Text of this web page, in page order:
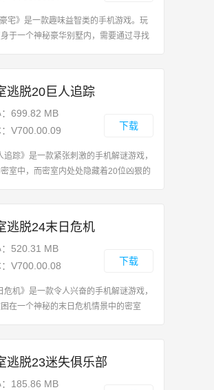
宅》是一款趣味益智类的手机游戏。玩
于一个神秘豪华别墅内，需要通过寻找
逃脱20巨人追踪
：699.82 MB
V700.00.09
下载
追踪》是一款紧张刺激的手机解谜游戏，
室中，而密室内处处隐藏着20位凶狠的
逃脱24末日危机
：520.31 MB
V700.00.08
下载
危机》是一款令人兴奋的手机解谜游戏，
在一个神秘的末日危机情景中的密室
逃脱23迷失俱乐部
：185.86 MB